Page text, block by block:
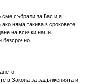
сме събрали за Вас и я
няма такива в сроковете
на всички наши
безсрочно.
в Закона за задълженията и